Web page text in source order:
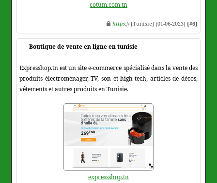
cotum.com.tn
https:// [Tunisie] [01-06-2023] [#6]
Boutique de vente en ligne en tunisie
Expresshop.tn est un site e-commerce spécialisé dans la vente des
produits électroménager, TV, son et high-tech, articles de décos,
vêtements et autres produits en Tunisie.
expressshop.tn